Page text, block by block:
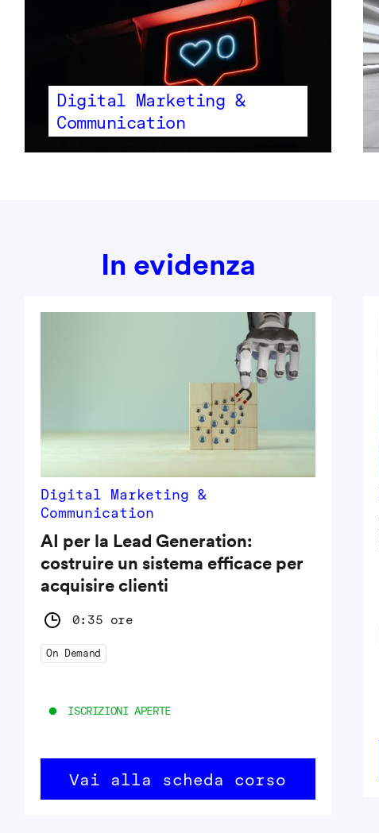
Digital Marketing &
Communication
In evidenza
Digital Marketing &
Communication
AI per la Lead Generation:
costruire un sistema efficace per
acquisire clienti
0:35 ore
On Demand
ISCRIZIONI APERTE
Vai alla scheda corso